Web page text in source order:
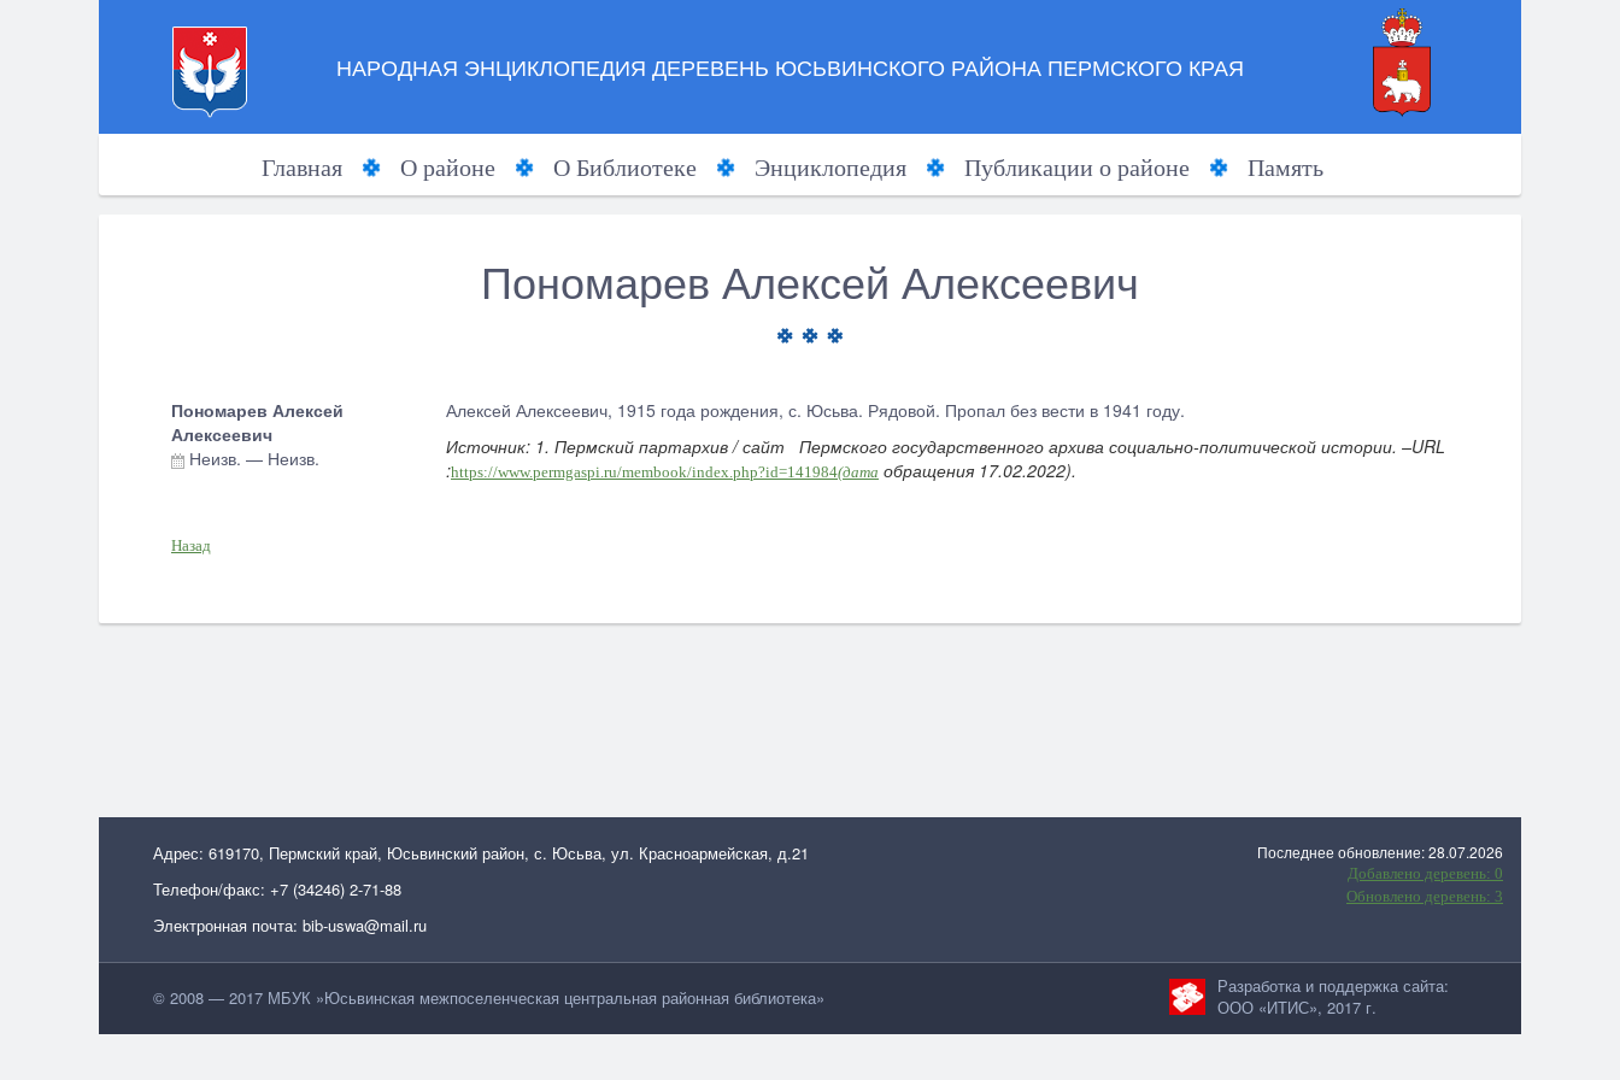
НАРОДНАЯ ЭНЦИКЛОПЕДИЯ ДЕРЕВЕНЬ ЮСЬВИНСКОГО РАЙОНА ПЕРМСКОГО КРАЯ
Главная О районе О Библиотеке Энциклопедия Публикации о районе Память
Пономарев Алексей Алексеевич
Пономарев Алексей
Алексеевич
Неизв. — Неизв.
Алексей Алексеевич, 1915 года рождения, с. Юсьва. Рядовой. Пропал без вести в 1941 году.
Источник: 1. Пермский партархив / сайт Пермского государственного архива социально-политической истории. –URL
:https://www.permgaspi.ru/membook/index.php?id=141984(дата обращения 17.02.2022).
Назад
Адрес: 619170, Пермский край, Юсьвинский район, с. Юсьва, ул. Красноармейская, д.21
Телефон/факс: +7 (34246) 2-71-88
Электронная почта: bib-uswa@mail.ru
Последнее обновление: 28.07.2026
Добавлено деревень: 0
Обновлено деревень: 3
© 2008 — 2017 МБУК »Юсьвинская межпоселенческая центральная районная библиотека»
Разработка и поддержка сайта:
ООО «ИТИС», 2017 г.